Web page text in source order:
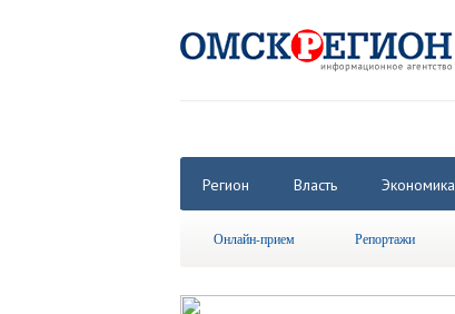
Регион Власть Экономика
Онлайн-прием Репортажи